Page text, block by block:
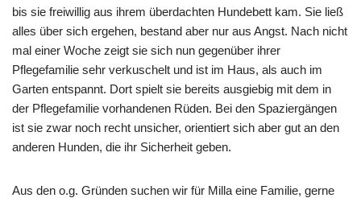
bis sie freiwillig aus ihrem überdachten Hundebett kam. Sie ließ
alles über sich ergehen, bestand aber nur aus Angst. Nach nicht
mal einer Woche zeigt sie sich nun gegenüber ihrer
Pflegefamilie sehr verkuschelt und ist im Haus, als auch im
Garten entspannt. Dort spielt sie bereits ausgiebig mit dem in
der Pflegefamilie vorhandenen Rüden. Bei den Spaziergängen
ist sie zwar noch recht unsicher, orientiert sich aber gut an den
anderen Hunden, die ihr Sicherheit geben.
Aus den o.g. Gründen suchen wir für Milla eine Familie, gerne